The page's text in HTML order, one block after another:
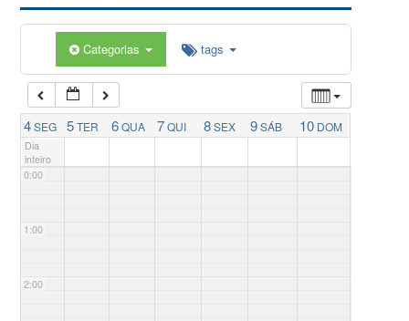
Categorias tags
4SEG 5TER 6QUA 7QUI 8SEX 9SÁB 10 DOM
Dia
inteiro
0:00
1:00
2:00